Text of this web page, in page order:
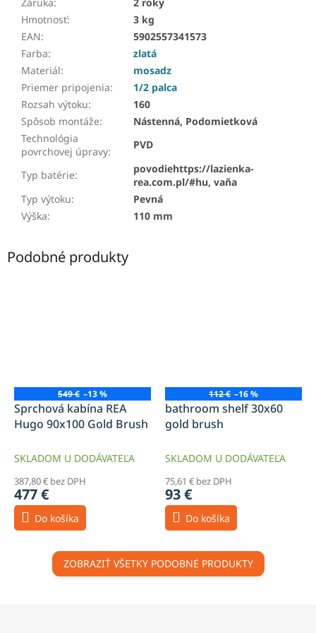
Hmotnosť:
3 kg
EAN:
5902557341573
Farba:
zlatá
Materiál:
mosadz
Priemer pripojenia:
1/2 palca
Rozsah výtoku:
160
Spôsob montáže:
Nástenná, Podomietková
Technológia
povrchovej úpravy:
PVD
Typ batérie:
povodiehttps://lazienka-
rea.com.pl/#hu, vaňa
Typ výtoku:
Pevná
Výška: 110 mm
Podobné produkty
549 € –13 %
Sprchová kabína REA
Hugo 90x100 Gold Brush
SKLADOM U DODÁVATEĽA
387,80 € bez DPH
477 €
Do košíka
112 € –16 %
bathroom shelf 30x60
gold brush
SKLADOM U DODÁVATEĽA
75,61 € bez DPH
93 €
Do košíka
ZOBRAZIŤ VŠETKY PODOBNÉ PRODUKTY